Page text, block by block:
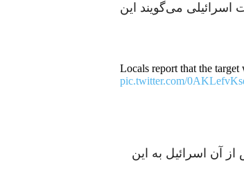
اسرائیلی می‌گویند این
Locals report that the
pic.twitter.com/
از آن اسرائیل به این